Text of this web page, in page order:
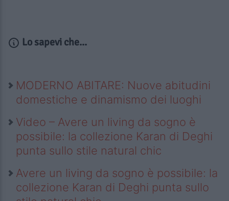
Lo sapevi che...
MODERNO ABITARE: Nuove abitudini
domestiche e dinamismo dei luoghi
Video – Avere un living da sogno è
possibile: la collezione Karan di Deghi
punta sullo stile natural chic
Avere un living da sogno è possibile: la
collezione Karan di Deghi punta sullo